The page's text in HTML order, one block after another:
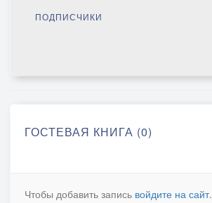
ПОДПИСЧИКИ
ГОСТЕВАЯ КНИГА (0)
Чтобы добавить запись войдите на сайт.